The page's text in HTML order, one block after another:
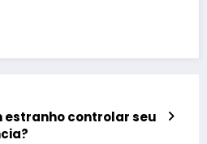
estranho controlar seu